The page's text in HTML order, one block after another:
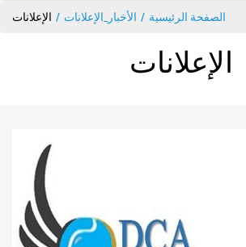
الصفحة الرئيسية الأخبار_الإعلانات الإعلانات
الإعلانات